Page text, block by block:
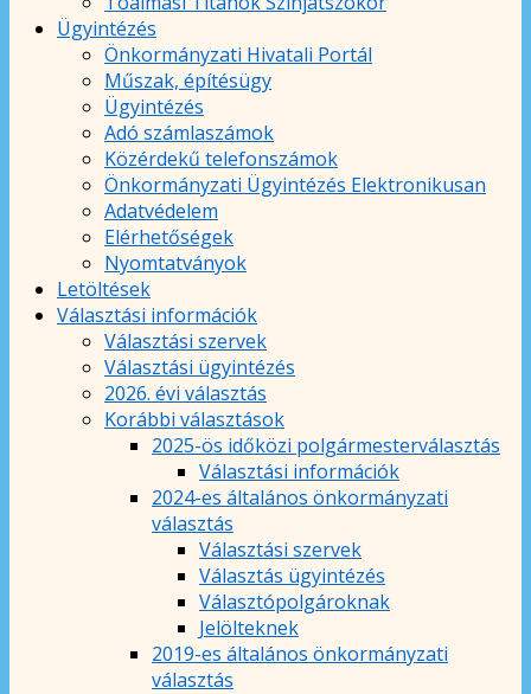
Ügyintézés
Önkormányzati Hivatali Portál
Műszak, építésügy
Ügyintézés
Adó számlaszámok
Közérdekű telefonszámok
Önkormányzati Ügyintézés Elektronikusan
Adatvédelem
Elérhetőségek
Nyomtatványok
Letöltések
Választási információk
Választási szervek
Választási ügyintézés
2026. évi választás
Korábbi választások
2025-ös időközi polgármesterválasztás
Választási információk
2024-es általános önkormányzati
választás
Választási szervek
Választás ügyintézés
Választópolgároknak
Jelölteknek
2019-es általános önkormányzati
választás